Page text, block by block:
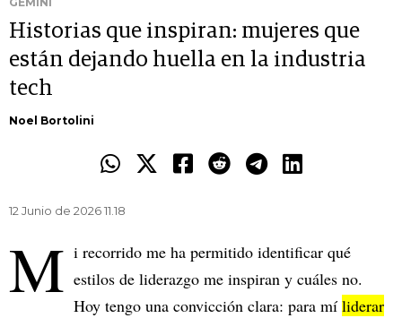
Historias que inspiran: mujeres que
están dejando huella en la industria
tech
Noel Bortolini
12 Junio de 2026 11.18
M i recorrido me ha permitido identificar qué
estilos de liderazgo me inspiran y cuáles no.
Hoy tengo una convicción clara: para mí liderar